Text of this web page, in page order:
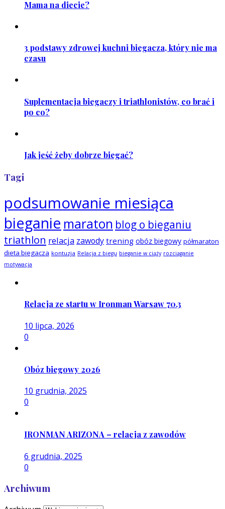
Mama na diecie?
3 podstawy zdrowej kuchni biegacza, który nie ma
czasu
Suplementacja biegaczy i triathlonistów, co brać i
po co?
Jak jeść żeby dobrze biegać?
Tagi
podsumowanie miesiąca
bieganie maraton blog o bieganiu
triathlon relacja zawody trening obóz biegowy półmaraton
dieta biegacza kontuzja Relacja z biegu bieganie w ciąży rozciąganie
motywacja
Relacja ze startu w Ironman Warsaw 70.3
10 lipca, 2026
0
Obóz biegowy 2026
10 grudnia, 2025
0
IRONMAN ARIZONA – relacja z zawodów
6 grudnia, 2025
0
Archiwum